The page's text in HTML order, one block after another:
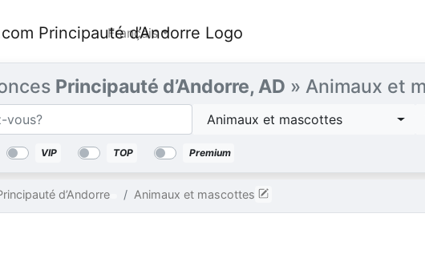
Français
Principauté d’Andorre, AD » Animaux et
Animaux et mascottes
VIP TOP Premium
d’Andorre Animaux et mascottes